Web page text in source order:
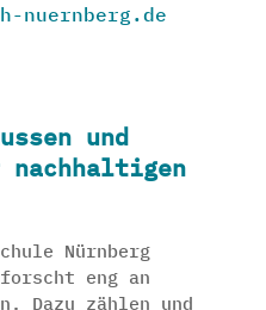
nuernberg.de
und
Nürnberg
eng an
Dazu zählen und